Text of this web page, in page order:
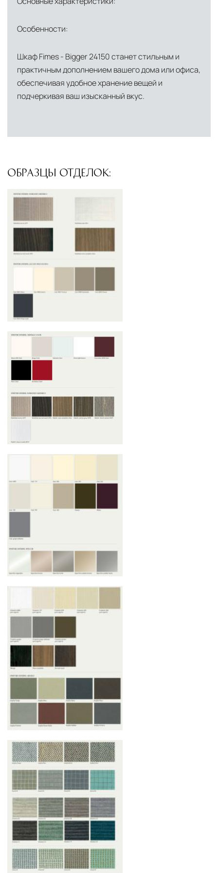
центров
логистическими узлами в ключевых
Дубай, ОАЭ— региональный центр для
Ближнего Востока и Азии
Кипр
— распределительная база для
Лондон, Великобритания—
США — центр доставки для
североамериканского сегмента
Другие страны Европы
Доставка до адреса
месту назначения с соблюдением сроков
квалифицированные грузчики
специального оборудования и техники
Подъём на этажи— доставка мебели и
дверных блоков в квартиры и офисы с
Распаковка и расстановка
указанное место
предмет повреждений и дефектов при
Сроки доставкиСтандартная доставка по
дней. Для Московской области сроки зависят
10 рабочих дней. Возможна срочная доставка
ресурсов.
качества
реального времени через систему GPS-
мониторинга. Наша команда логистических
специалистов с опытом работы в
международной доставке обеспечивает
полную сохранность груза, соблюдение
температурного режима и защиту от
механических повреждений на всех этапах
маршрута.
Страхование грузаВсе международные
поставки застрахованы в соответствии с
международными стандартами. Клиенты могут
Особенности:
Шкаф Fimes - Bigger 24150 станет стильным и
практичным дополнением вашего дома или офиса,
обеспечивая удобное хранение вещей и
подчеркивая ваш изысканный вкус.
ОБРАЗЦЫ ОТДЕЛОК: